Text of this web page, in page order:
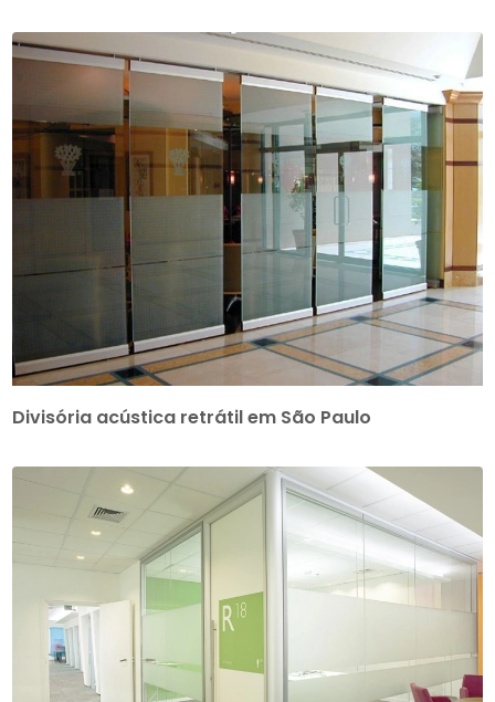
Divisória acústica retrátil em São Paulo